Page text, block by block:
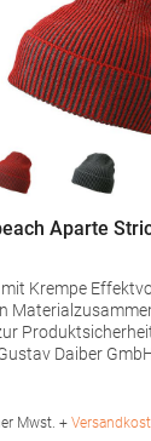
Aparte
Akzente durch 2-
Daiber
Mwst. +